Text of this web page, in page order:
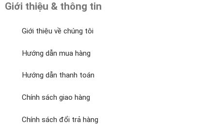
Giới thiệu & thông tin
Giới thiệu về chúng tôi
Hướng dẫn mua hàng
Hướng dẫn thanh toán
Chính sách giao hàng
Chính sách đổi trả hàng